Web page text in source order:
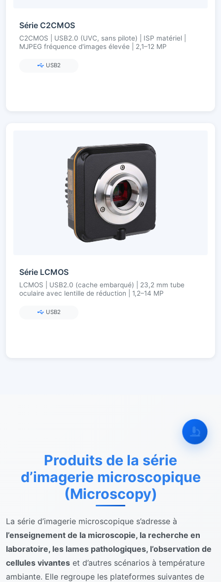
Série C2CMOS
C2CMOS | USB2.0 (UVC, sans pilote) | ISP matériel |
MJPEG fréquence d'images élevée | 2,1–12 MP
USB2
Série LCMOS
LCMOS | USB2.0 (cache embarqué) | 23,2 mm tube
oculaire avec lentille de réduction | 1,2–14 MP
USB2
Produits de la série
d’imagerie microscopique
(Microscopy)
La série d’imagerie microscopique s’adresse à
l’enseignement de la microscopie, la recherche en
laboratoire, les lames pathologiques, l’observation de
cellules vivantes et d’autres scénarios à température
ambiante. Elle regroupe les plateformes suivantes de